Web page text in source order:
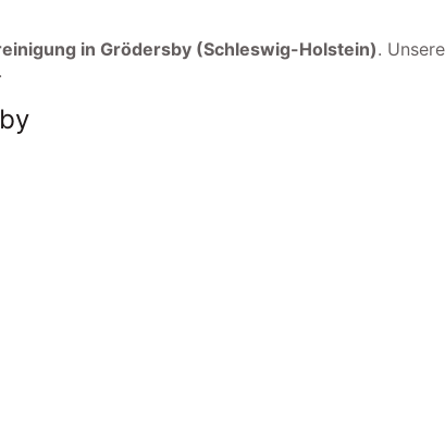
in Grödersby (Schleswig-Holstein).